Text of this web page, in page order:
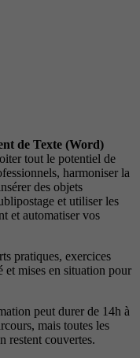
de Texte (Word)
tout le potentiel de
harmoniser la
des objets
et utiliser les
et automatiser vos
pratiques, exercices
et mises en situation pour
peut durer de 14h à
mais toutes les
restent couvertes.